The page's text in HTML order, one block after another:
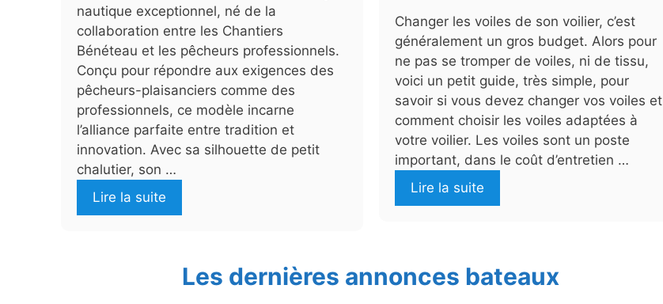
nautique exceptionnel, né de la
collaboration entre les Chantiers
Bénéteau et les pêcheurs professionnels.
Conçu pour répondre aux exigences des
pêcheurs-plaisanciers comme des
professionnels, ce modèle incarne
l’alliance parfaite entre tradition et
innovation. Avec sa silhouette de petit
chalutier, son …
Lire la suite
Changer les voiles de son voilier, c’est
généralement un gros budget. Alors pour
ne pas se tromper de voiles, ni de tissu,
voici un petit guide, très simple, pour
savoir si vous devez changer vos voiles et
comment choisir les voiles adaptées à
votre voilier. Les voiles sont un poste
important, dans le coût d’entretien …
Lire la suite
Les dernières annonces bateaux